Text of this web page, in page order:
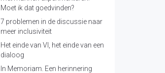
Moet ik dat goedvinden?
7 problemen in de discussie naar
meer inclusiviteit
Het einde van VI, het einde van een
dialoog
In Memoriam. Een herinnering